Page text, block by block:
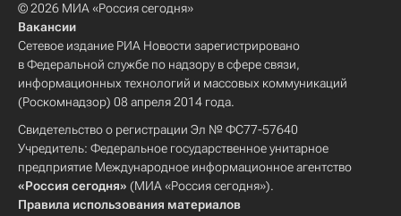
© 2026 МИА «Россия сегодня»
Вакансии
Сетевое издание РИА Новости зарегистрировано
в Федеральной службе по надзору в сфере связи,
информационных технологий и массовых коммуникаций
(Роскомнадзор) 08 апреля 2014 года.
Свидетельство о регистрации Эл № ФС77-57640
Учредитель: Федеральное государственное унитарное
предприятие Международное информационное агентство
«Россия сегодня» (МИА «Россия сегодня»).
Правила использования материалов